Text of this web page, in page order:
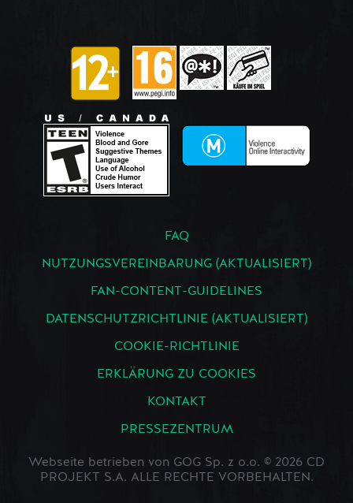
FAQ
NUTZUNGSVEREINBARUNG (AKTUALISIERT)
FAN-CONTENT-GUIDELINES
DATENSCHUTZRICHTLINIE (AKTUALISIERT)
COOKIE-RICHTLINIE
ERKLÄRUNG ZU COOKIES
KONTAKT
PRESSEZENTRUM
Webseite betrieben von GOG Sp. z o.o. © 2026 CD
PROJEKT S.A. ALLE RECHTE VORBEHALTEN.